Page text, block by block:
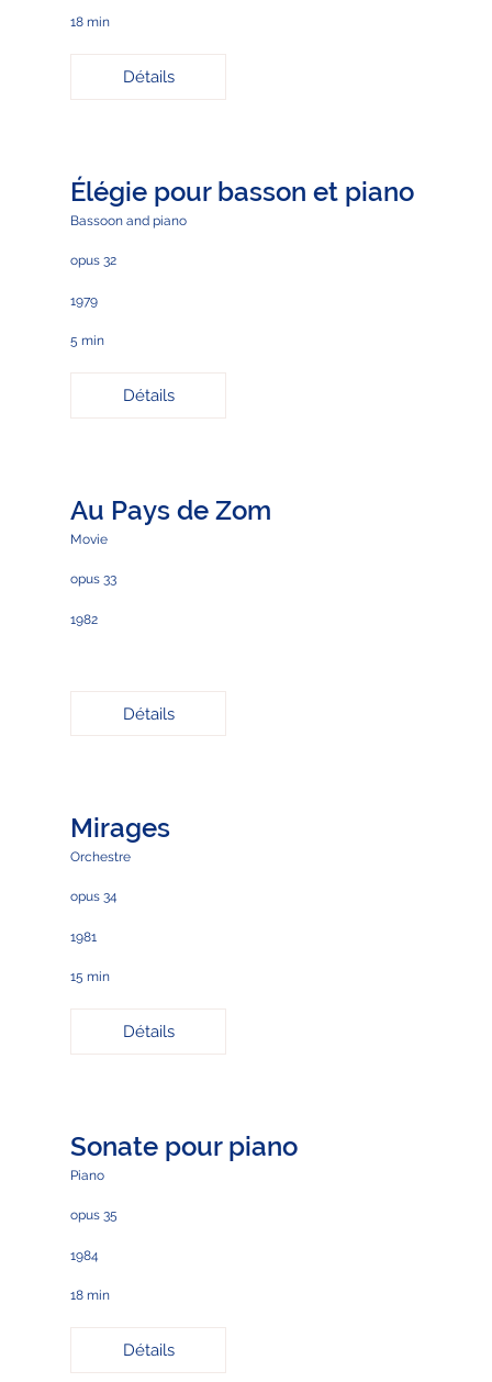
18 min
Détails
Élégie pour basson et piano
Bassoon and piano
opus 32
1979
5 min
Détails
Au Pays de Zom
Movie
opus 33
1982
Détails
Mirages
Orchestre
opus 34
1981
15 min
Détails
Sonate pour piano
Piano
opus 35
1984
18 min
Détails